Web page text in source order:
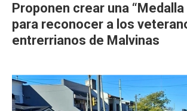
Proponen crear una “Medalla
para reconocer a los
entrerrianos de Malvinas